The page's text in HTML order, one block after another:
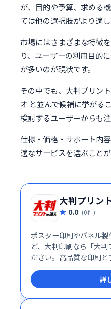
が、目的や予算、求める
ては他の選択肢がより適
市場にはさまざまな特徴
り、ユーザーの利用目的
が多いのが現状です。
その中でも、大判プリン
オ と並んで候補に挙がる
検討するユーザーからも注
仕様・価格・サポート内
適なサービスを選ぶことが
大判プリン
0.0 (0件)
ポスター印刷やパネル
ど、大判印刷なら「大
ださい。高品質な印刷
ニーズに合わせた最適
な用途に対応できる豊富
いますので、
詳